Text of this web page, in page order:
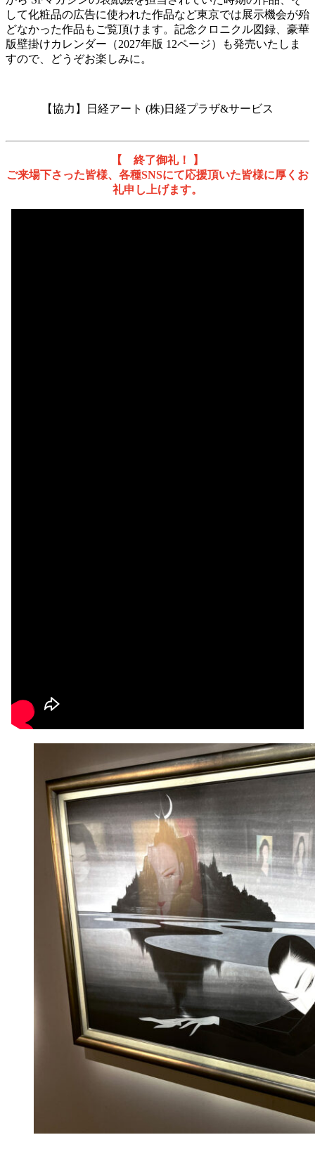
して化粧品の広告に使われた作品など東京では展示機会が殆
どなかった作品もご覧頂けます。記念クロニクル図録、豪華
版壁掛けカレンダー（2027年版 12ページ）も発売いたしま
すので、どうぞお楽しみに。
【協力】日経アート (株)日経プラザ&サービス
【 終了御礼！ 】
ご来場下さった皆様、各種SNSにて応援頂いた皆様に厚くお
礼申し上げます。